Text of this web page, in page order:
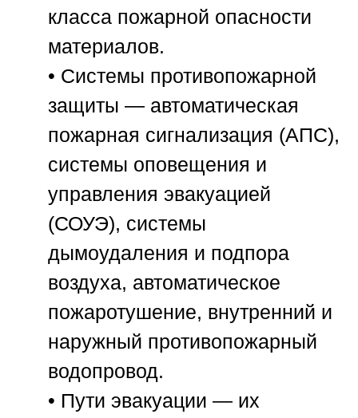
класса пожарной опасности
материалов.
• Системы противопожарной
защиты — автоматическая
пожарная сигнализация (АПС),
системы оповещения и
управления эвакуацией
(СОУЭ), системы
дымоудаления и подпора
воздуха, автоматическое
пожаротушение, внутренний и
наружный противопожарный
водопровод.
• Пути эвакуации — их